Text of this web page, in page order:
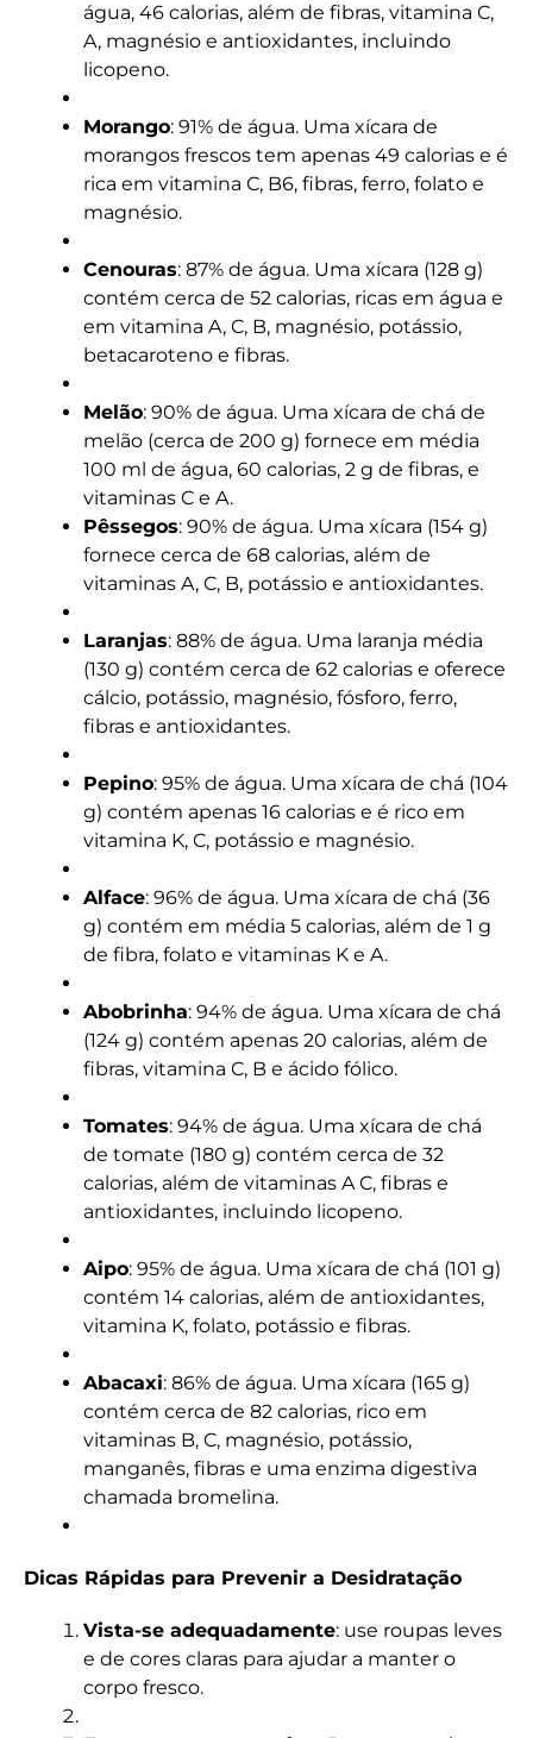
água, 46 calorias, além de fibras, vitamina C,
A, magnésio e antioxidantes, incluindo
licopeno.
Morango: 91% de água. Uma xícara de
morangos frescos tem apenas 49 calorias e é
rica em vitamina C, B6, fibras, ferro, folato e
magnésio.
Cenouras: 87% de água. Uma xícara (128 g)
contém cerca de 52 calorias, ricas em água e
em vitamina A, C, B, magnésio, potássio,
betacaroteno e fibras.
Melão: 90% de água. Uma xícara de chá de
melão (cerca de 200 g) fornece em média
100 ml de água, 60 calorias, 2 g de fibras, e
vitaminas C e A.
Pêssegos: 90% de água. Uma xícara (154 g)
fornece cerca de 68 calorias, além de
vitaminas A, C, B, potássio e antioxidantes.
Laranjas: 88% de água. Uma laranja média
(130 g) contém cerca de 62 calorias e oferece
cálcio, potássio, magnésio, fósforo, ferro,
fibras e antioxidantes.
Pepino: 95% de água. Uma xícara de chá (104
g) contém apenas 16 calorias e é rico em
vitamina K, C, potássio e magnésio.
Alface: 96% de água. Uma xícara de chá (36
g) contém em média 5 calorias, além de 1 g
de fibra, folato e vitaminas K e A.
Abobrinha: 94% de água. Uma xícara de chá
(124 g) contém apenas 20 calorias, além de
fibras, vitamina C, B e ácido fólico.
Tomates: 94% de água. Uma xícara de chá
de tomate (180 g) contém cerca de 32
calorias, além de vitaminas A C, fibras e
antioxidantes, incluindo licopeno.
Aipo: 95% de água. Uma xícara de chá (101 g)
contém 14 calorias, além de antioxidantes,
vitamina K, folato, potássio e fibras.
Abacaxi: 86% de água. Uma xícara (165 g)
contém cerca de 82 calorias, rico em
vitaminas B, C, magnésio, potássio,
manganês, fibras e uma enzima digestiva
chamada bromelina.
Dicas Rápidas para Prevenir a Desidratação
Vista-se adequadamente: use roupas leves
e de cores claras para ajudar a manter o
corpo fresco.